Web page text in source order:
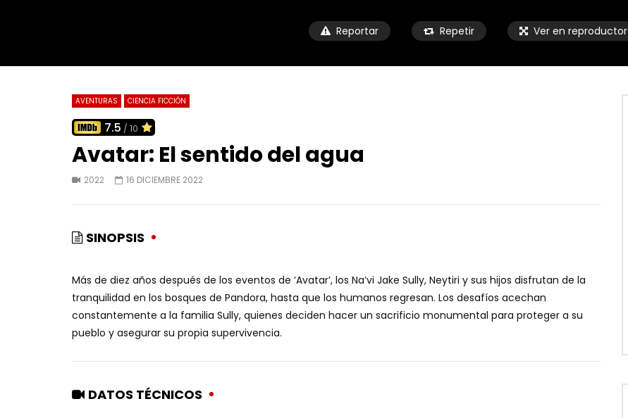
Reportar Repetir Ver en reproductor
AVENTURAS CIENCIA FICCIÓN
7.5 / 10
Avatar: El sentido del agua
2022 16 DICIEMBRE 2022
SINOPSIS
Más de diez años después de los eventos de ‘Avatar’, los Na’vi Jake Sully, Neytiri y sus hijos disfrutan de la
tranquilidad en los bosques de Pandora, hasta que los humanos regresan. Los desafíos acechan
constantemente a la familia Sully, quienes deciden hacer un sacrificio monumental para proteger a su
pueblo y asegurar su propia supervivencia.
DATOS TÉCNICOS